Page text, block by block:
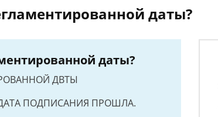
даты?
даты?
ДВТЫ
ПОДПИСАНИЯ ПРОШЛА.